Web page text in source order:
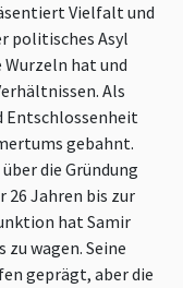
Vielfalt und
politisches Asyl
hat und
Als
Entschlossenheit
gebahnt.
die Gründung
26 Jahren bis zur
hat Samir
wagen. Seine
geprägt, aber die